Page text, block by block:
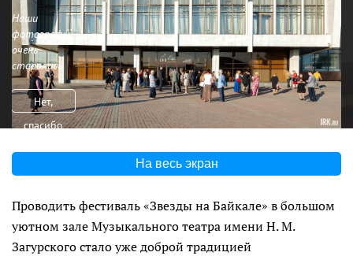
Наши
фотографы
очень
старались
Нет,
спасибо
На весь экран
Проводить фестиваль «Звезды на Байкале» в большом
уютном зале Музыкального театра имени Н. М.
Загурского стало уже доброй традицией